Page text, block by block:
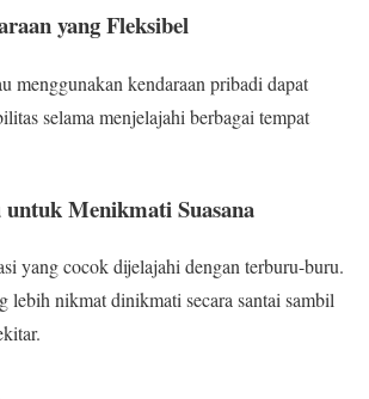
yang Fleksibel
menggunakan kendaraan pribadi dapat
selama menjelajahi berbagai tempat
Menikmati Suasana
yang cocok dijelajahi dengan terburu-buru.
lebih nikmat dinikmati secara santai sambil